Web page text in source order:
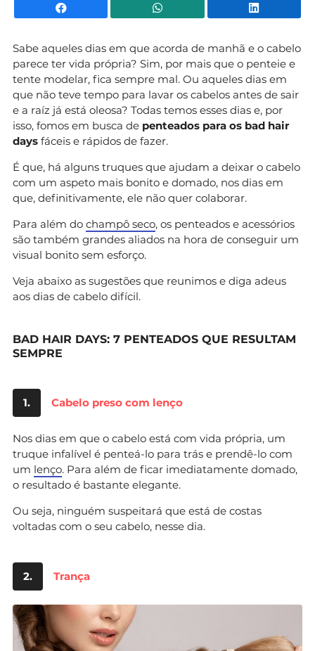
Facebook WhatsApp
Sabe aqueles dias em que acorda de manhã e o cabelo
parece ter vida própria? Sim, por mais que o penteie e
tente modelar, fica sempre mal. Ou aqueles dias em
que não teve tempo para lavar os cabelos antes de sair
e a raíz já está oleosa? Todas temos esses dias e, por
isso, fomos em busca de penteados para os bad hair
days fáceis e rápidos de fazer.
É que, há alguns truques que ajudam a deixar o cabelo
com um aspeto mais bonito e domado, nos dias em
que, definitivamente, ele não quer colaborar.
Para além do champô seco, os penteados e acessórios
são também grandes aliados na hora de conseguir um
visual bonito sem esforço.
Veja abaixo as sugestões que reunimos e diga adeus
aos dias de cabelo difícil.
BAD HAIR DAYS: 7 PENTEADOS QUE RESULTAM
SEMPRE
1. Cabelo preso com lenço
Nos dias em que o cabelo está com vida própria, um
truque infalível é penteá-lo para trás e prendê-lo com
um lenço. Para além de ficar imediatamente domado,
o resultado é bastante elegante.
Ou seja, ninguém suspeitará que está de costas
voltadas com o seu cabelo, nesse dia.
2. Trança